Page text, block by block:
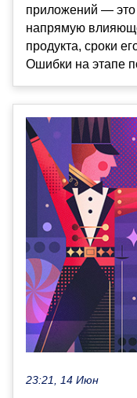
приложений — это
напрямую
продукта, сроки
Ошибки на этапе
23:21, 14 Июн